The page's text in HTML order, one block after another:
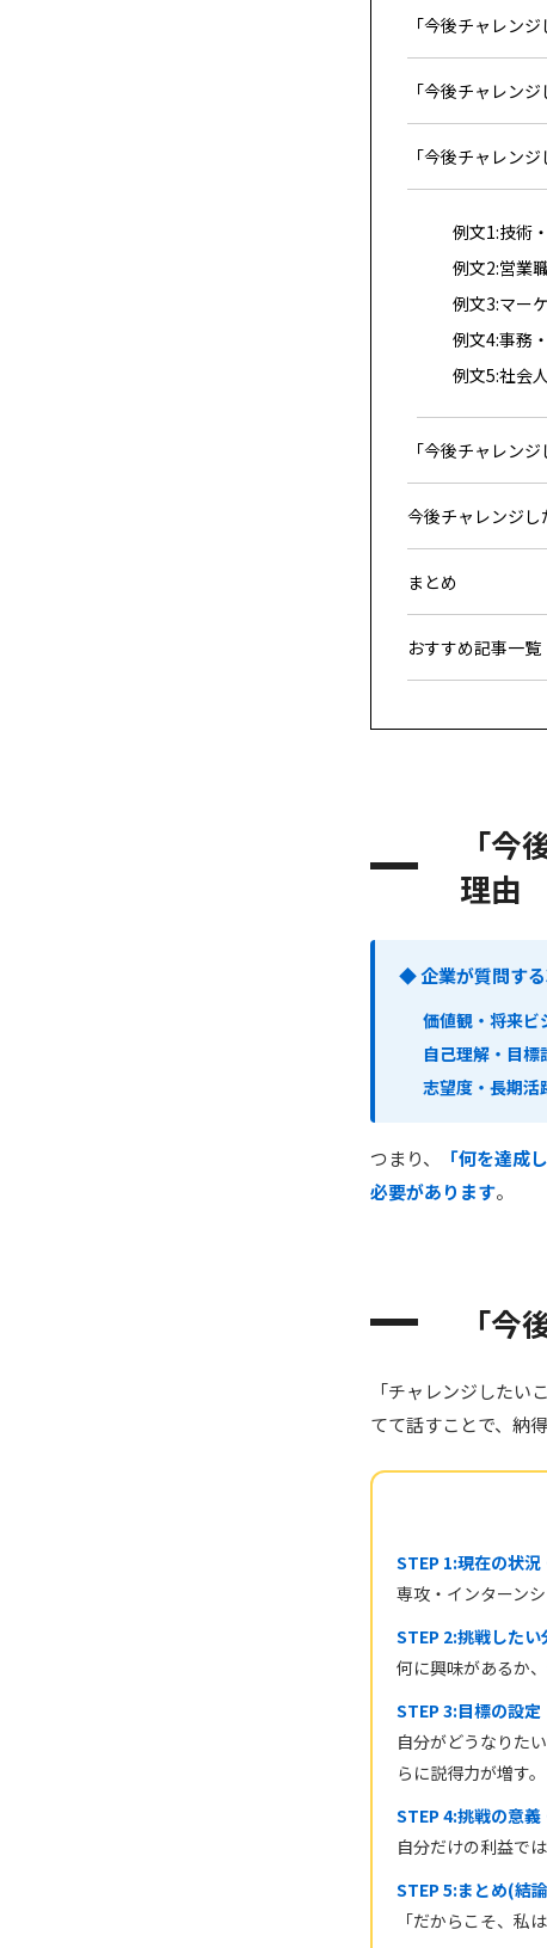
「今後チャレン
「今後チャレン
「今後チャレン
例文1:技術
例文2:営業
例文3:マー
例文4:事務
例文5:社会
「今後チャレン
今後チャレンジ
まとめ
おすすめ記事一覧
「
理由
◆ 企業が質問す
価値観・将来ビ
自己理解・目標
志望度・長期活
つまり、
「何を達成
必要があります。
「
「チャレンジした
てて話すことで、納
STEP 1:現在の状
専攻・インターン
STEP 2:挑戦したい
何に興味があるか
STEP 3:目標の設定
自分がどうなりた
らに説得力が増す。
STEP 4:挑戦の意
自分だけの利益で
STEP 5:まとめ(結
「だからこそ、私